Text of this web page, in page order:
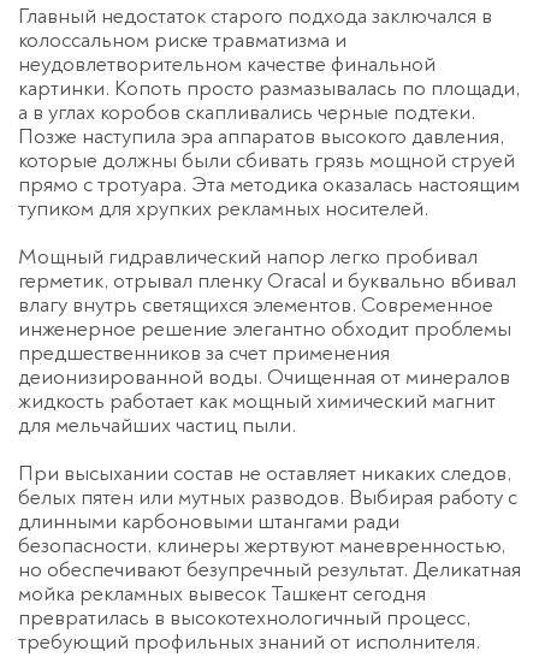
Главный недостаток старого подхода заключался в
колоссальном риске травматизма и
неудовлетворительном качестве финальной
картинки. Копоть просто размазывалась по площади,
а в углах коробов скапливались черные подтеки.
Позже наступила эра аппаратов высокого давления,
которые должны были сбивать грязь мощной струей
прямо с тротуара. Эта методика оказалась настоящим
тупиком для хрупких рекламных носителей.
Мощный гидравлический напор легко пробивал
герметик, отрывал пленку Oracal и буквально вбивал
влагу внутрь светящихся элементов. Современное
инженерное решение элегантно обходит проблемы
предшественников за счет применения
деионизированной воды. Очищенная от минералов
жидкость работает как мощный химический магнит
для мельчайших частиц пыли.
При высыхании состав не оставляет никаких следов,
белых пятен или мутных разводов. Выбирая работу с
длинными карбоновыми штангами ради
безопасности, клинеры жертвуют маневренностью,
но обеспечивают безупречный результат. Деликатная
мойка рекламных вывесок Ташкент сегодня
превратилась в высокотехнологичный процесс,
требующий профильных знаний от исполнителя.
Оставьте заявку